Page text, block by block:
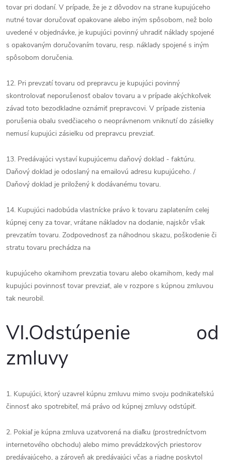
tovar pri dodaní. V prípade, že je z dôvodov na strane kupujúceho
nutné tovar doručovať opakovane alebo iným spôsobom, než bolo
uvedené v objednávke, je kupujúci povinný uhradiť náklady spojené
s opakovaným doručovaním tovaru, resp. náklady spojené s iným
spôsobom doručenia.
12. Pri prevzatí tovaru od prepravcu je kupujúci povinný
skontrolovať neporušenosť obalov tovaru a v prípade akýchkoľvek
závad toto bezodkladne oznámiť prepravcovi. V prípade zistenia
porušenia obalu svedčiaceho o neoprávnenom vniknutí do zásielky
nemusí kupujúci zásielku od prepravcu prevziať.
13. Predávajúci vystaví kupujúcemu daňový doklad - faktúru.
Daňový doklad je odoslaný na emailovú adresu kupujúceho. /
Daňový doklad je priložený k dodávanému tovaru.
14. Kupujúci nadobúda vlastnícke právo k tovaru zaplatením celej
kúpnej ceny za tovar, vrátane nákladov na dodanie, najskôr však
prevzatím tovaru. Zodpovednosť za náhodnou skazu, poškodenie či
stratu tovaru prechádza na
kupujúceho okamihom prevzatia tovaru alebo okamihom, kedy mal
kupujúci povinnosť tovar prevziať, ale v rozpore s kúpnou zmluvou
tak neurobil.
VI.Odstúpenie od
zmluvy
1. Kupujúci, ktorý uzavrel kúpnu zmluvu mimo svoju podnikateľskú
činnosť ako spotrebiteľ, má právo od kúpnej zmluvy odstúpiť.
2. Pokiaľ je kúpna zmluva uzatvorená na diaľku (prostredníctvom
internetového obchodu) alebo mimo prevádzkových priestorov
predávajúceho, a zároveň ak predávajúci včas a riadne poskytol